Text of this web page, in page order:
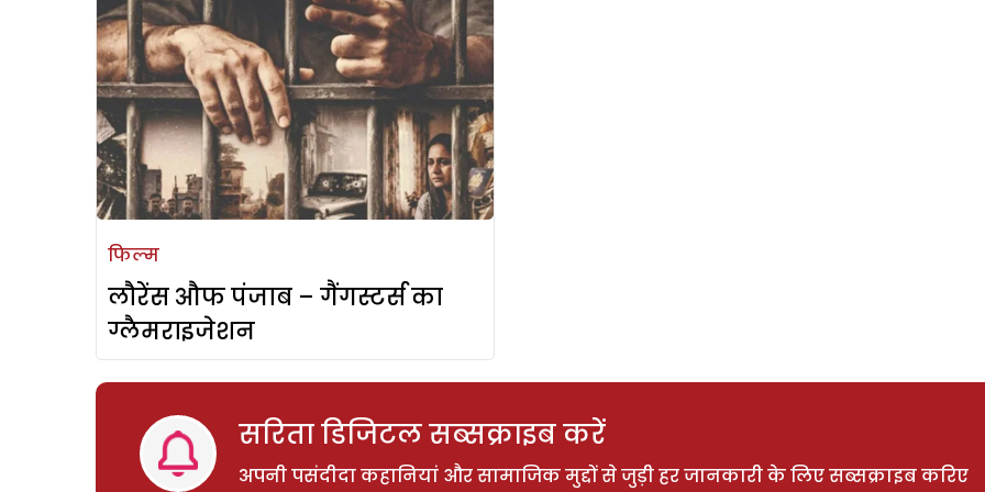
फिल्म
लौरेंस औफ पंजाब – गैंगस्टर्स का
ग्लैमराइजेशन
सरिता डिजिटल सब्सक्राइब करें
अपनी पसंदीदा कहानियां और सामाजिक मुद्दों से जुड़ी हर जानकारी के लिए सब्सक्राइब करिए